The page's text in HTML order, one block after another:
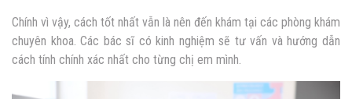
Chính vì vậy, cách tốt nhất vẫn là nên đến khám tại các phòng khám
chuyên khoa. Các bác sĩ có kinh nghiệm sẽ tư vấn và hướng dẫn
cách tính chính xác nhất cho từng chị em mình.